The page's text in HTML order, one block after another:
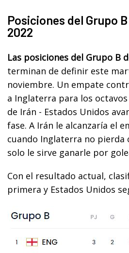
Posiciones del Grupo
2022
Las posiciones del Grupo B
terminan de definir este
noviembre. Un empate
a Inglaterra para los
de Irán - Estados Unidos
fase. A Irán le alcanzaría el
cuando Inglaterra no pierda
solo le sirve ganarle por
Con el resultado actual,
primera y Estados Unidos